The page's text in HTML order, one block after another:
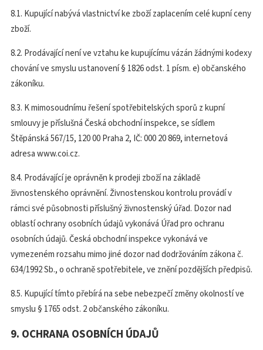
8.1. Kupující nabývá vlastnictví ke zboží zaplacením celé kupní ceny
zboží.
8.2. Prodávající není ve vztahu ke kupujícímu vázán žádnými kodexy
chování ve smyslu ustanovení § 1826 odst. 1 písm. e) občanského
zákoníku.
8.3. K mimosoudnímu řešení spotřebitelských sporů z kupní
smlouvy je příslušná Česká obchodní inspekce, se sídlem
Štěpánská 567/15, 120 00 Praha 2, IČ: 000 20 869, internetová
adresa www.coi.cz.
8.4. Prodávající je oprávněn k prodeji zboží na základě
živnostenského oprávnění. Živnostenskou kontrolu provádí v
rámci své působnosti příslušný živnostenský úřad. Dozor nad
oblastí ochrany osobních údajů vykonává Úřad pro ochranu
osobních údajů. Česká obchodní inspekce vykonává ve
vymezeném rozsahu mimo jiné dozor nad dodržováním zákona č.
634/1992 Sb., o ochraně spotřebitele, ve znění pozdějších předpisů.
8.5. Kupující tímto přebírá na sebe nebezpečí změny okolností ve
smyslu § 1765 odst. 2 občanského zákoníku.
9. OCHRANA OSOBNÍCH ÚDAJŮ